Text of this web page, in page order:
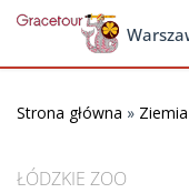
Skip to content
Strona główna »
ŁÓDZKIE ZOO